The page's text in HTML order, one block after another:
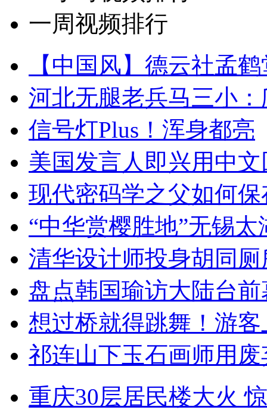
一周视频排行
【中国风】德云社孟
河北无腿老兵马三小
信号灯Plus！浑身都亮
美国发言人即兴用中
现代密码学之父如何
“中华赏樱胜地”无锡
清华设计师投身胡同
盘点韩国瑜访大陆台
想过桥就得跳舞！游客
祁连山下玉石画师用
重庆30层居民楼大火